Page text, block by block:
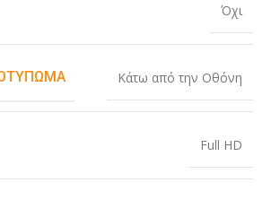
Όχι
Κάτω από την Οθόνη
Full HD